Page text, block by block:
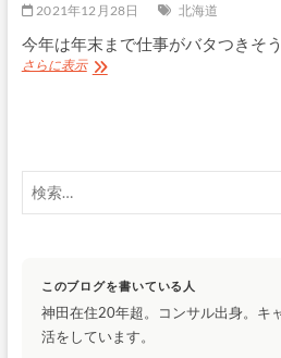
2021年12月28日 北海道
今年は年末まで仕事がバタつきそ
さらに表示HND(羽
このブログを書いている人
神田在住20年超。コンサル出身。キ
活をしています。